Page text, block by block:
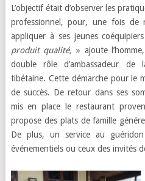
L’objectif était d’observer les
professionnel, pour, une fois de
appliquer à ses jeunes
produit qualité, » ajoute
double rôle d’ambassadeur
tibétaine. Cette démarche pour le
de succès. De retour dans ses
mis en place le restaurant
propose des plats de famille
De plus, un service au
événementiels ou ceux des invités